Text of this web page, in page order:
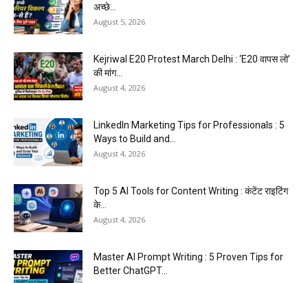
अच्छे...
August 5, 2026
Kejriwal E20 Protest March Delhi : ‘E20 वापस लो’
की मांग...
August 4, 2026
LinkedIn Marketing Tips for Professionals : 5
Ways to Build and...
August 4, 2026
Top 5 AI Tools for Content Writing : कंटेंट राइटिंग
के...
August 4, 2026
Master AI Prompt Writing : 5 Proven Tips for
Better ChatGPT...